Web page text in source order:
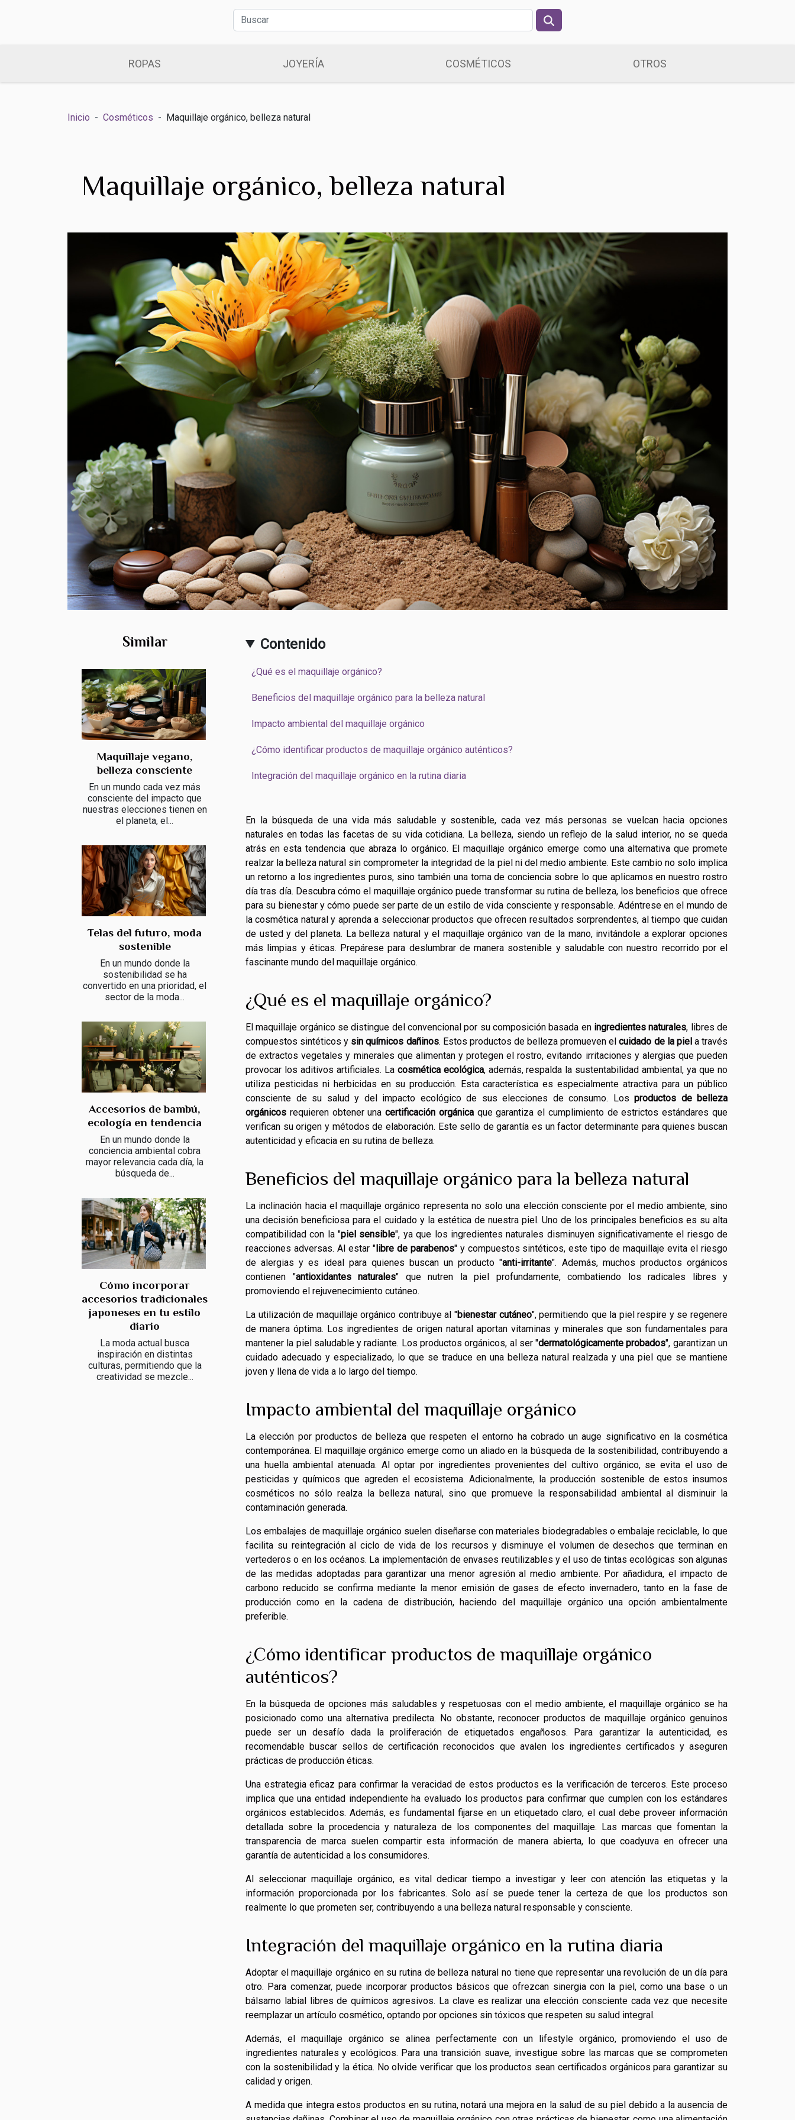
ROPAS JOYERÍA COSMÉTICOS OTROS
Inicio Cosméticos Maquillaje orgánico, belleza natural
Maquillaje orgánico, belleza natural
Similar
Maquillaje vegano,
belleza consciente
En un mundo cada vez más
consciente del impacto que
nuestras elecciones tienen en
el planeta, el...
Telas del futuro, moda
sostenible
En un mundo donde la
sostenibilidad se ha
convertido en una prioridad, el
sector de la moda...
Accesorios de bambú,
ecología en tendencia
En un mundo donde la
conciencia ambiental cobra
mayor relevancia cada día, la
búsqueda de...
Cómo incorporar
accesorios tradicionales
japoneses en tu estilo
diario
La moda actual busca
inspiración en distintas
culturas, permitiendo que la
creatividad se mezcle...
Contenido
¿Qué es el maquillaje orgánico?
Beneficios del maquillaje orgánico para la belleza natural
Impacto ambiental del maquillaje orgánico
¿Cómo identificar productos de maquillaje orgánico auténticos?
Integración del maquillaje orgánico en la rutina diaria
En la búsqueda de una vida más saludable y sostenible, cada vez más personas se vuelcan hacia opciones
naturales en todas las facetas de su vida cotidiana. La belleza, siendo un reflejo de la salud interior, no se queda
atrás en esta tendencia que abraza lo orgánico. El maquillaje orgánico emerge como una alternativa que promete
realzar la belleza natural sin comprometer la integridad de la piel ni del medio ambiente. Este cambio no solo implica
un retorno a los ingredientes puros, sino también una toma de conciencia sobre lo que aplicamos en nuestro rostro
día tras día. Descubra cómo el maquillaje orgánico puede transformar su rutina de belleza, los beneficios que ofrece
para su bienestar y cómo puede ser parte de un estilo de vida consciente y responsable. Adéntrese en el mundo de
la cosmética natural y aprenda a seleccionar productos que ofrecen resultados sorprendentes, al tiempo que cuidan
de usted y del planeta. La belleza natural y el maquillaje orgánico van de la mano, invitándole a explorar opciones
más limpias y éticas. Prepárese para deslumbrar de manera sostenible y saludable con nuestro recorrido por el
fascinante mundo del maquillaje orgánico.
¿Qué es el maquillaje orgánico?
El maquillaje orgánico se distingue del convencional por su composición basada en ingredientes naturales, libres de
compuestos sintéticos y sin químicos dañinos. Estos productos de belleza promueven elcuidado de la piela través
de extractos vegetales y minerales que alimentan y protegen el rostro, evitando irritaciones y alergias que pueden
provocar los aditivos artificiales. La cosmética ecológica, además, respalda la sustentabilidad ambiental, ya que no
utiliza pesticidas ni herbicidas en su producción. Esta característica es especialmente atractiva para un público
consciente de su salud y del impacto ecológico de sus elecciones de consumo. Los productos de belleza
orgánicos requieren obtener unacertificación orgánicaque garantiza el cumplimiento de estrictos estándares que
verifican su origen y métodos de elaboración. Este sello de garantía es un factor determinante para quienes buscan
autenticidad y eficacia en su rutina de belleza.
Beneficios del maquillaje orgánico para la belleza natural
La inclinación hacia el maquillaje orgánico representa no solo una elección consciente por el medio ambiente, sino
una decisión beneficiosa para el cuidado y la estética de nuestra piel. Uno de los principales beneficios es su alta
compatibilidad con la "piel sensible", ya que los ingredientes naturales disminuyen significativamente el riesgo de
reacciones adversas. Al estar "libre de parabenos" y compuestos sintéticos, este tipo de maquillaje evita el riesgo
de alergias y es ideal para quienes buscan un producto "anti-irritante". Además, muchos productos orgánicos
contienen "antioxidantes naturales" que nutren la piel profundamente, combatiendo los radicales libres y
promoviendo el rejuvenecimiento cutáneo.
La utilización de maquillaje orgánico contribuye al "bienestar cutáneo", permitiendo que la piel respire y se regenere
de manera óptima. Los ingredientes de origen natural aportan vitaminas y minerales que son fundamentales para
mantener la piel saludable y radiante. Los productos orgánicos, al ser "dermatológicamente probados", garantizan un
cuidado adecuado y especializado, lo que se traduce en una belleza natural realzada y una piel que se mantiene
joven y llena de vida a lo largo del tiempo.
Impacto ambiental del maquillaje orgánico
La elección por productos de belleza que respeten el entorno ha cobrado un auge significativo en la cosmética
contemporánea. El maquillaje orgánico emerge como un aliado en la búsqueda de la sostenibilidad, contribuyendo a
una huella ambiental atenuada. Al optar por ingredientes provenientes del cultivo orgánico, se evita el uso de
pesticidas y químicos que agreden el ecosistema. Adicionalmente, la producción sostenible de estos insumos
cosméticos no sólo realza la belleza natural, sino que promueve la responsabilidad ambiental al disminuir la
contaminación generada.
Los embalajes de maquillaje orgánico suelen diseñarse con materiales biodegradables o embalaje reciclable, lo que
facilita su reintegración al ciclo de vida de los recursos y disminuye el volumen de desechos que terminan en
vertederos o en los océanos. La implementación de envases reutilizables y el uso de tintas ecológicas son algunas
de las medidas adoptadas para garantizar una menor agresión al medio ambiente. Por añadidura, el impacto de
carbono reducido se confirma mediante la menor emisión de gases de efecto invernadero, tanto en la fase de
producción como en la cadena de distribución, haciendo del maquillaje orgánico una opción ambientalmente
preferible.
¿Cómo identificar productos de maquillaje orgánico
auténticos?
En la búsqueda de opciones más saludables y respetuosas con el medio ambiente, el maquillaje orgánico se ha
posicionado como una alternativa predilecta. No obstante, reconocer productos de maquillaje orgánico genuinos
puede ser un desafío dada la proliferación de etiquetados engañosos. Para garantizar la autenticidad, es
recomendable buscar sellos de certificación reconocidos que avalen los ingredientes certificados y aseguren
prácticas de producción éticas.
Una estrategia eficaz para confirmar la veracidad de estos productos es la verificación de terceros. Este proceso
implica que una entidad independiente ha evaluado los productos para confirmar que cumplen con los estándares
orgánicos establecidos. Además, es fundamental fijarse en un etiquetado claro, el cual debe proveer información
detallada sobre la procedencia y naturaleza de los componentes del maquillaje. Las marcas que fomentan la
transparencia de marca suelen compartir esta información de manera abierta, lo que coadyuva en ofrecer una
garantía de autenticidad a los consumidores.
Al seleccionar maquillaje orgánico, es vital dedicar tiempo a investigar y leer con atención las etiquetas y la
información proporcionada por los fabricantes. Solo así se puede tener la certeza de que los productos son
realmente lo que prometen ser, contribuyendo a una belleza natural responsable y consciente.
Integración del maquillaje orgánico en la rutina diaria
Adoptar el maquillaje orgánico en su rutina de belleza natural no tiene que representar una revolución de un día para
otro. Para comenzar, puede incorporar productos básicos que ofrezcan sinergia con la piel, como una base o un
bálsamo labial libres de químicos agresivos. La clave es realizar una elección consciente cada vez que necesite
reemplazar un artículo cosmético, optando por opciones sin tóxicos que respeten su salud integral.
Además, el maquillaje orgánico se alinea perfectamente con un lifestyle orgánico, promoviendo el uso de
ingredientes naturales y ecológicos. Para una transición suave, investigue sobre las marcas que se comprometen
con la sostenibilidad y la ética. No olvide verificar que los productos sean certificados orgánicos para garantizar su
calidad y origen.
A medida que integra estos productos en su rutina, notará una mejora en la salud de su piel debido a la ausencia de